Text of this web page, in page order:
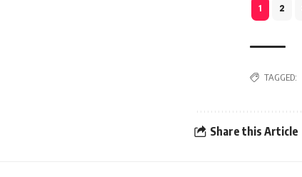
1 2
TAGGED:
Share this Article